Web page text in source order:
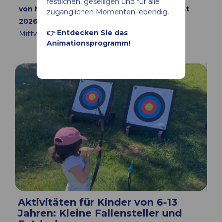
zugänglichen Momenten lebendig.
👉 Entdecken Sie das
Animationsprogramm!
von Mittwoch 08 Juli bis Mittwoch 26 August
2026
Mittwoch
von 10:00 bis 16:00
Aktivitäten für Kinder von 6-13
Jahren: Kleine Fallensteller und